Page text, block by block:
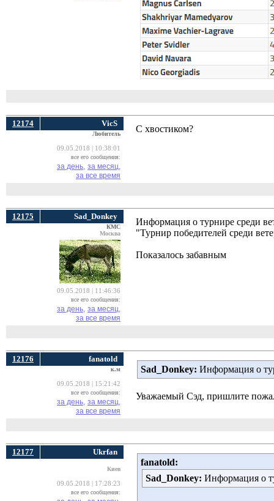
12174 VicS
Любитель
09.05.2018 | 10:38:01
все его сообщения:
за день, за месяц,
за все время
С хвостиком?
12175 Sad_Donkey
КМС
Москва
09.05.2018 | 11:46:36
все его сообщения:
за день, за месяц,
за все время
Информация о турнире среди
"Турнир победителей среди
Показалось забавным
12176 fanatold
к.м
09.05.2018 | 15:21:42
все его сообщения:
за день, за месяц,
за все время
Sad_Donkey: Информация о
Уважаемый Сэд, пришлите
12177 Ukrfan
Киев
09.05.2018 | 17:28:23
все его сообщения:
fanatold:
Sad_Donkey: Информация о